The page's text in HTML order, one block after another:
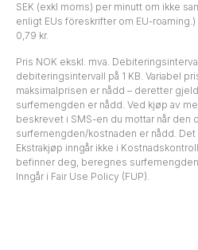
SEK (exkl moms) per minutt om ikke
enligt EUs föreskrifter om EU-
0,79 kr.
Pris NOK ekskl. mva.
debiteringsintervall på 1 KB. Variabel
maksimalprisen er nådd – deretter
surfemengden er nådd. Ved kjøp av
beskrevet i SMS-en du mottar når den
surfemengden/kostnaden er nådd.
Ekstrakjøp inngår ikke i
befinner deg, beregnes
Inngår i Fair Use Policy (FUP).